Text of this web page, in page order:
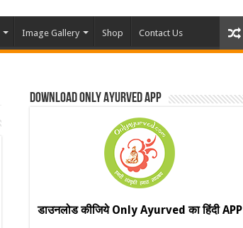
Image Gallery Shop Contact Us
Download Only Ayurved App
डाउनलोड कीजिये Only Ayurved का हिंदी APP